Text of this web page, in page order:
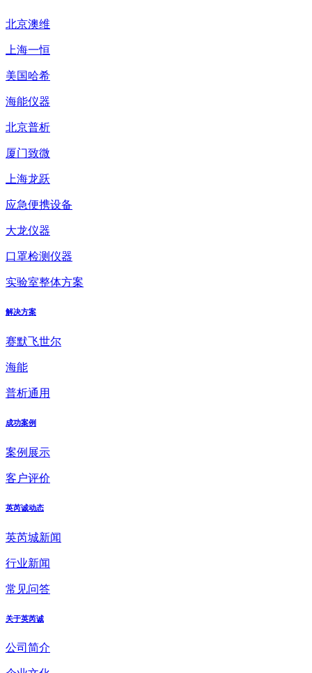
北京澳维
上海一恒
美国哈希
海能仪器
北京普析
厦门致微
上海龙跃
应急便携设备
大龙仪器
口罩检测仪器
实验室整体方案
解决方案
赛默飞世尔
海能
普析通用
成功案例
案例展示
客户评价
英芮诚动态
英芮城新闻
行业新闻
常见问答
关于英芮诚
公司简介